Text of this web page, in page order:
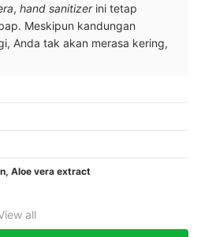
, hand sanitizerini tetap
Meskipun kandungan
Anda tak akan merasa kering,
Aloe vera extract
all